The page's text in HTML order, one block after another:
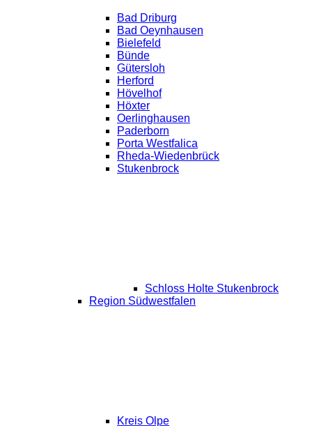
Bad Driburg
Bad Oeynhausen
Bielefeld
Bünde
Gütersloh
Herford
Hövelhof
Höxter
Oerlinghausen
Paderborn
Porta Westfalica
Rheda-Wiedenbrück
Stukenbrock
Schloss Holte Stukenbrock
Region Südwestfalen
Kreis Olpe